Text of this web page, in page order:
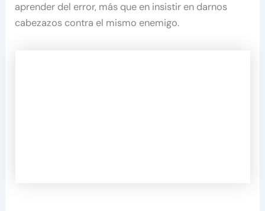
aprender del error, más que en insistir en darnos
cabezazos contra el mismo enemigo.